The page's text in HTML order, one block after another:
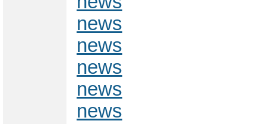
news
news
news
news
news